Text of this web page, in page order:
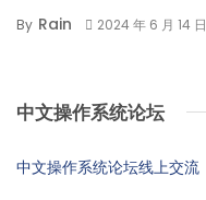
By Rain 2024 年 6 月 14 日
中文操作系统论坛
中文操作系统论坛线上交流